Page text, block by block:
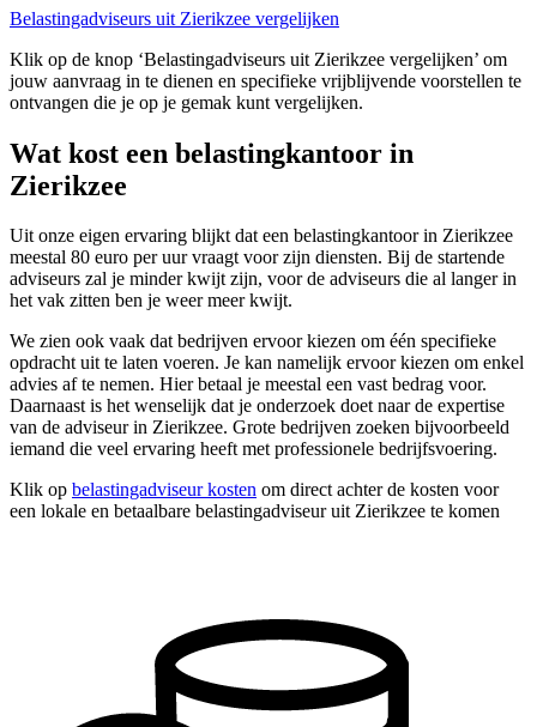
Belastingadviseurs uit Zierikzee vergelijken
Klik op de knop ‘Belastingadviseurs uit Zierikzee vergelijken’ om
jouw aanvraag in te dienen en specifieke vrijblijvende voorstellen te
ontvangen die je op je gemak kunt vergelijken.
Wat kost een belastingkantoor in
Zierikzee
Uit onze eigen ervaring blijkt dat een belastingkantoor in Zierikzee
meestal 80 euro per uur vraagt voor zijn diensten. Bij de startende
adviseurs zal je minder kwijt zijn, voor de adviseurs die al langer in
het vak zitten ben je weer meer kwijt.
We zien ook vaak dat bedrijven ervoor kiezen om één specifieke
opdracht uit te laten voeren. Je kan namelijk ervoor kiezen om enkel
advies af te nemen. Hier betaal je meestal een vast bedrag voor.
Daarnaast is het wenselijk dat je onderzoek doet naar de expertise
van de adviseur in Zierikzee. Grote bedrijven zoeken bijvoorbeeld
iemand die veel ervaring heeft met professionele bedrijfsvoering.
Klik op belastingadviseur kosten om direct achter de kosten voor
een lokale en betaalbare belastingadviseur uit Zierikzee te komen